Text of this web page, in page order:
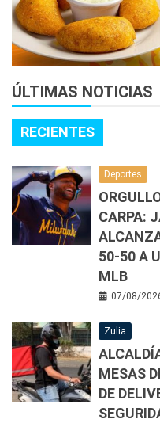
ÚLTIMAS NOTICIAS
RECIENTES
Deportes
CARPA:
50-50 A
MLB
07/08/
Zulia
MESAS
DE